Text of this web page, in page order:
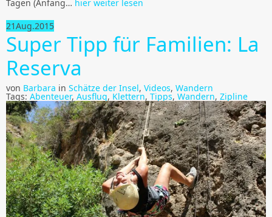
Tagen (Anfang… hier weiter lesen
21Aug.2015
Super Tipp für Familien: La
Reserva
von Barbara in Schätze der Insel, Videos, Wandern
Tags: Abenteuer, Ausflug, Klettern, Tipps, Wandern, Zipline